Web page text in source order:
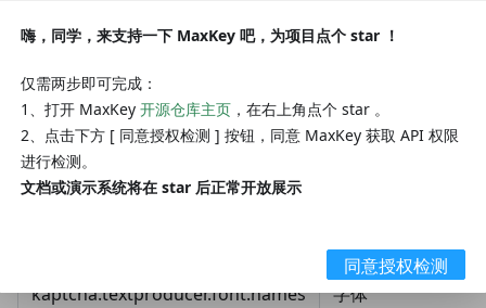
kaptcha.producer.impl
kaptcha.textproducer.impl 文本实现类
kaptcha.textproducer.char.string
kaptcha.textproducer.font.names 字体
嗨，同学，来支持一下 MaxKey 吧，为项目点个 star ！
仅需两步即可完成：
1、打开 MaxKey 开源仓库主页 ，在右上角点个 star 。
2、点击下方 [ 同意授权检测 ] 按钮，同意 MaxKey 获取 API 权限
进行检测。
文档或演示系统将在 star 后正常开放展示
同意授权检测